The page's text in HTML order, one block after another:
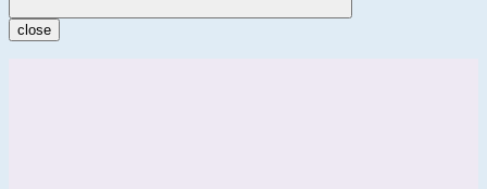
close